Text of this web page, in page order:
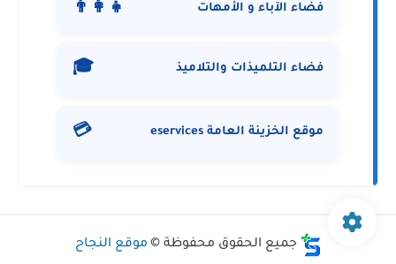
فضاء الآباء و الأمهات 👨‍👩‍👧
فضاء التلميذات والتلاميذ 🎓
موقع الخزينة العامة eservices 💳
جميع الحقوق محفوظة © موقع النجاح